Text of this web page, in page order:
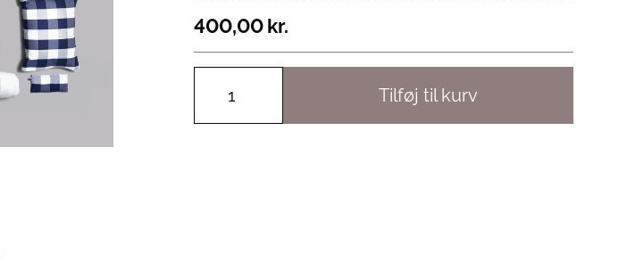
400,00 kr.
Tilføj til kurv